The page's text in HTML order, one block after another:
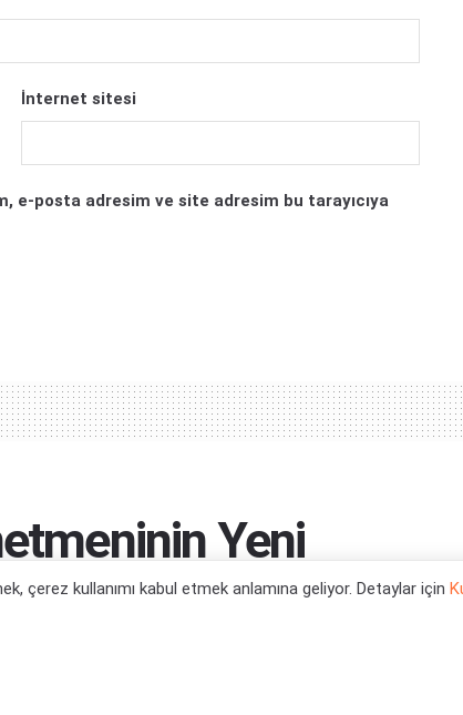
İnternet sitesi
e-posta adresim ve site adresim bu tarayıcıya
Yeni
çerez kullanımı kabul etmek anlamına geliyor. Detaylar için